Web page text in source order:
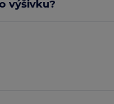
výšivku?